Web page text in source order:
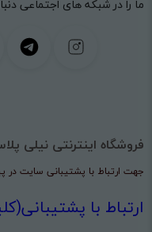
ما را در شبکه های اجتماعی
فروشگاه اینترنتی نیلی
جهت ارتباط با پشتیبانی سایت در
ارتباط با